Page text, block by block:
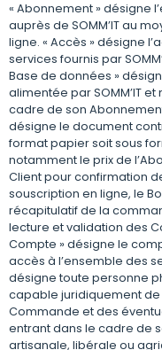
« Abonnement » désigne
auprès de SOMM’IT au
ligne. « Accès » désigne
services fournis par
Base de données »
alimentée par SOMM’IT
cadre de son
désigne le document
format papier soit sous
notamment le prix de
Client pour confirmation
souscription en ligne, le
récapitulatif de la
lecture et validation des
Compte » désigne le
accès à l’ensemble des
désigne toute personne
capable juridiquement de
Commande et des
entrant dans le cadre de
artisanale, libérale ou